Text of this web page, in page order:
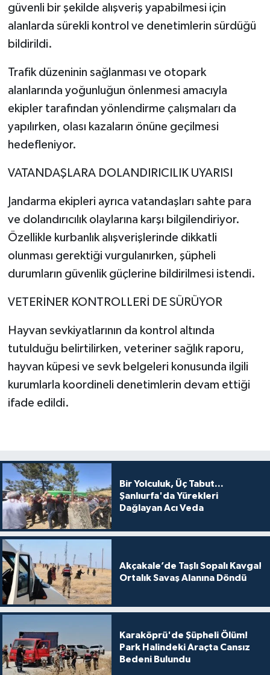
güvenli bir şekilde alışveriş yapabilmesi için
alanlarda sürekli kontrol ve denetimlerin sürdüğü
bildirildi.
Trafik düzeninin sağlanması ve otopark
alanlarında yoğunluğun önlenmesi amacıyla
ekipler tarafından yönlendirme çalışmaları da
yapılırken, olası kazaların önüne geçilmesi
hedefleniyor.
VATANDAŞLARA DOLANDIRICILIK UYARISI
Jandarma ekipleri ayrıca vatandaşları sahte para
ve dolandırıcılık olaylarına karşı bilgilendiriyor.
Özellikle kurbanlık alışverişlerinde dikkatli
olunması gerektiği vurgulanırken, şüpheli
durumların güvenlik güçlerine bildirilmesi istendi.
VETERİNER KONTROLLERİ DE SÜRÜYOR
Hayvan sevkiyatlarının da kontrol altında
tutulduğu belirtilirken, veteriner sağlık raporu,
hayvan küpesi ve sevk belgeleri konusunda ilgili
kurumlarla koordineli denetimlerin devam ettiği
ifade edildi.
Bir Yolculuk, Üç Tabut...
Şanlıurfa'da Yürekleri
Dağlayan Acı Veda
Akçakale’de Taşlı Sopalı Kavga!
Ortalık Savaş Alanına Döndü
Karaköprü'de Şüpheli Ölüm!
Park Halindeki Araçta Cansız
Bedeni Bulundu